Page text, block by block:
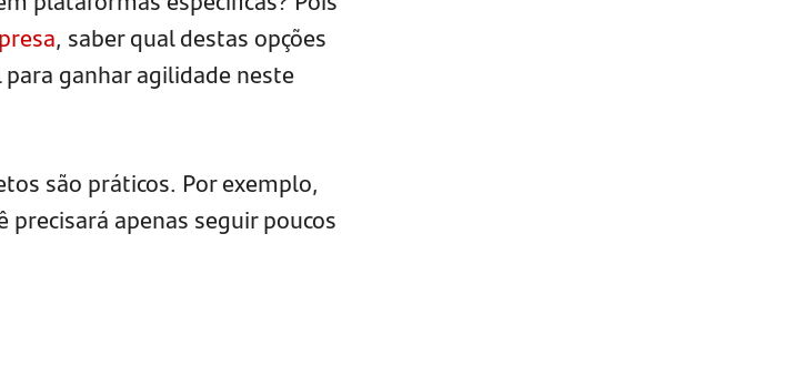
, saber qual destas opções
para ganhar agilidade neste
são práticos. Por exemplo,
apenas seguir poucos